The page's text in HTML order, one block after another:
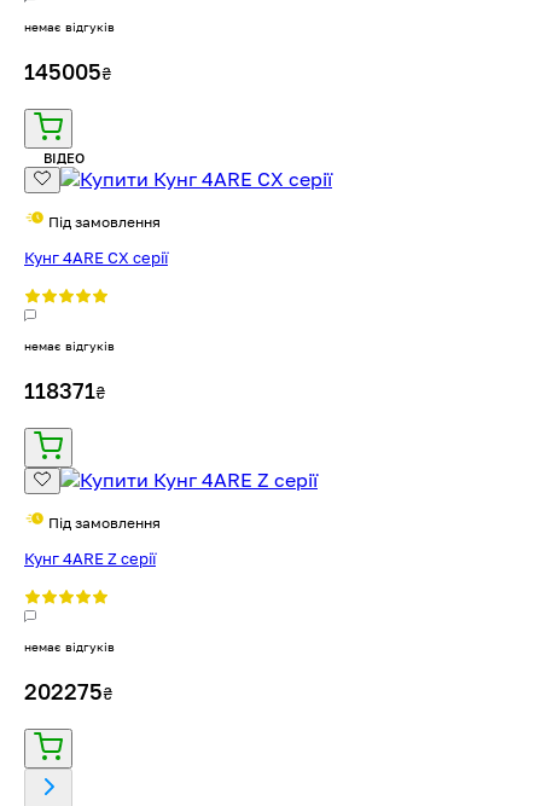
немає відгуків
145005₴
ВІДЕО
Під замовлення
Кунг 4ARE CX серії
немає відгуків
118371₴
Під замовлення
Кунг 4ARE Z серії
немає відгуків
202275₴